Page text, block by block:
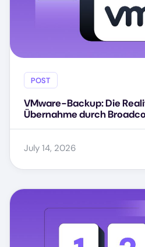
POST
VMware-Backup: Die
Übernahme durch
July 14, 2026